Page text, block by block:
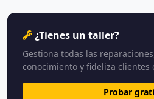
¿Tienes un taller?
Gestiona todas las
conocimiento y fideliza clientes
Probar